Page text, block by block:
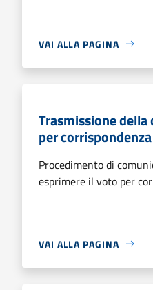
VAI ALLA PAGINA
Trasmissione
per
Procedimento di
esprimere il voto per
VAI ALLA PAGINA